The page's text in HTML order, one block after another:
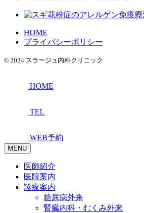
HOME
プライバシーポリシー
© 2024 スラージュ内科クリニック
HOME
TEL
WEB予約
MENU
医師紹介
医院案内
診療案内
糖尿病外来
腎臓内科・むくみ外来